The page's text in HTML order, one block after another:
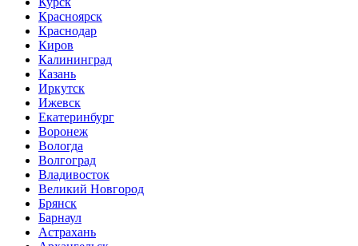
Красноярск
Краснодар
Киров
Калининград
Казань
Иркутск
Ижевск
Екатеринбург
Воронеж
Вологда
Волгоград
Владивосток
Великий Новгород
Брянск
Барнаул
Астрахань